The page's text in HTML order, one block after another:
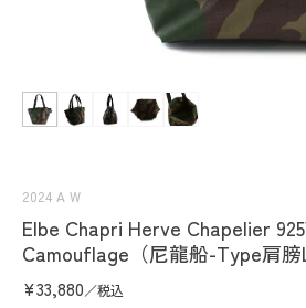
互
動
中
啟
多
體
2024 A W
Elbe Chapri Herve Chapelier
Camouflage（尼龍船-Type肩膀
定
¥33,880／税込